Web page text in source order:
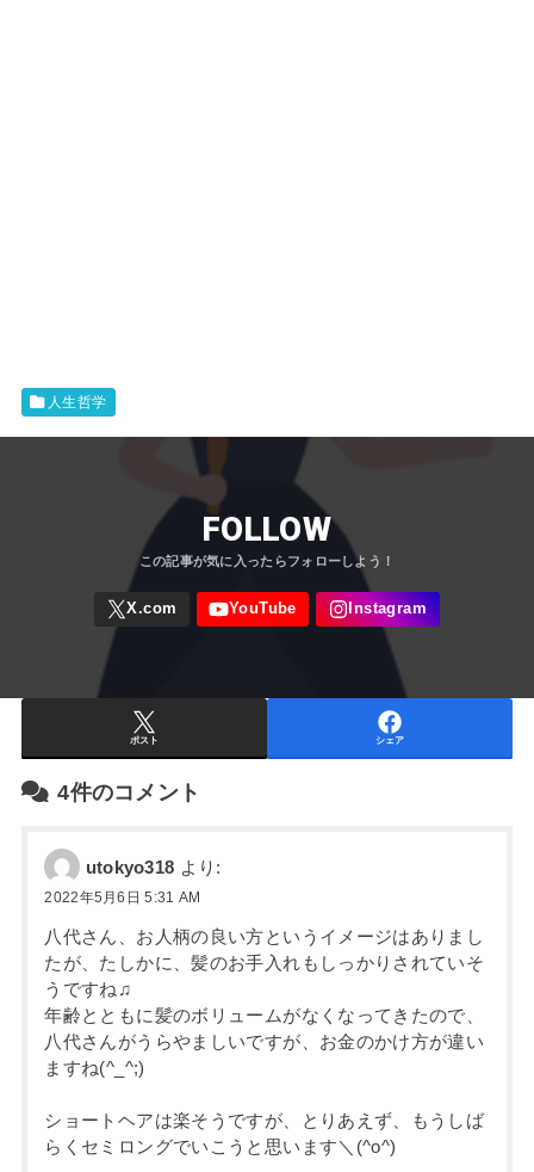
人生哲学
FOLLOW
ポスト シェア
4件のコメント
utokyo318 より:
2022年5月6日 5:31 AM
八代さん、お人柄の良い方というイメージはありまし
たが、たしかに、髪のお手入れもしっかりされていそ
うですね♫
年齢とともに髪のボリュームがなくなってきたので、
八代さんがうらやましいですが、お金のかけ方が違い
ますね(^_^;)
ショートヘアは楽そうですが、とりあえず、もうしば
らくセミロングでいこうと思います＼(^o^)